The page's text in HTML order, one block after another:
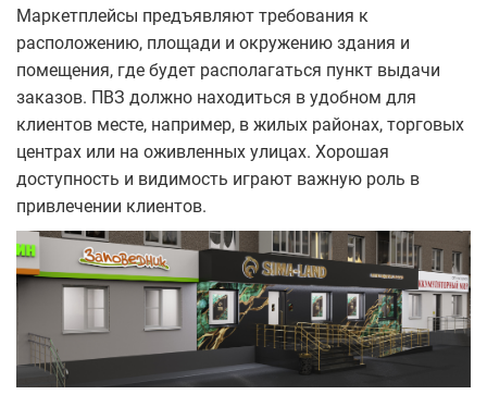
Маркетплейсы предъявляют требования к
расположению, площади и окружению здания и
помещения, где будет располагаться пункт выдачи
заказов. ПВЗ должно находиться в удобном для
клиентов месте, например, в жилых районах, торговых
центрах или на оживленных улицах. Хорошая
доступность и видимость играют важную роль в
привлечении клиентов.